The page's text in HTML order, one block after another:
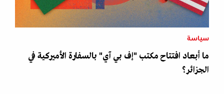
سياسة
ما أبعاد افتتاح مكتب "إف بي آي" بالسفارة الأميركية في
الجزائر؟